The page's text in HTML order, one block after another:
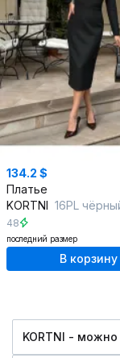
134.2 $
Платье
KORTNI 16PL
48
последний размер
В корзину
KORTNI -